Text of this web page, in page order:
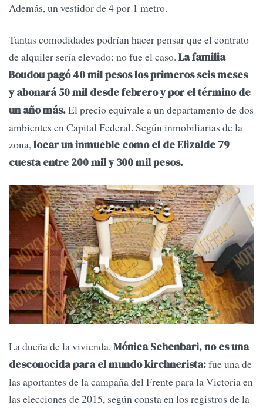
Además, un vestidor de 4 por 1 metro.
Tantas comodidades podrían hacer pensar que el contrato
de alquiler sería elevado: no fue el caso. La familia
Boudou pagó 40 mil pesos los primeros seis meses
y abonará 50 mil desde febrero y por el término de
un año más.El precio equivale a un departamento de dos
ambientes en Capital Federal. Según inmobiliarias de la
zona,locar un inmueble como el de Elizalde 79
cuesta entre 200 mil y 300 mil pesos.
La dueña de la vivienda,Mónica Schenbari, no es una
desconocida para el mundo kirchnerista:fue una de
las aportantes de la campaña del Frente para la Victoria en
las elecciones de 2015, según consta en los registros de la